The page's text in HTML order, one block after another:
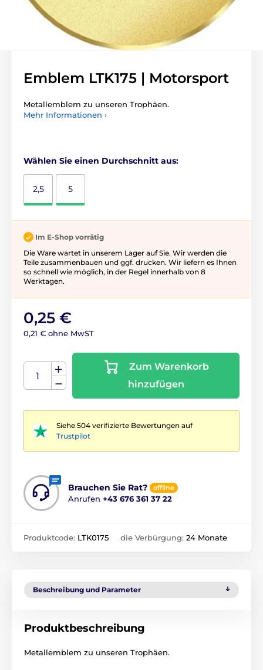
Emblem LTK175 | Motorsport
Metallemblem zu unseren Trophäen.
Mehr Informationen ›
Wählen Sie einen Durchschnitt aus:
2,5 5
Im E-Shop vorrätig
Die Ware wartet in unserem Lager auf Sie. Wir werden die
Teile zusammenbauen und ggf. drucken. Wir liefern es Ihnen
so schnell wie möglich, in der Regel innerhalb von 8
Werktagen.
0,25 €
0,21 € ohne MwST
Zum Warenkorb
hinzufügen
Siehe 504 verifizierte Bewertungen auf
Trustpilot
Brauchen Sie Rat? offline
Anrufen +43 676 361 37 22
Produktcode: LTK0175 die Verbürgung: 24 Monate
Beschreibung und Parameter
Produktbeschreibung
Metallemblem zu unseren Trophäen.